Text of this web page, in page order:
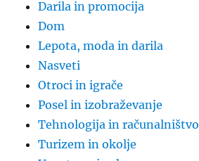
Darila in promocija
Dom
Lepota, moda in darila
Nasveti
Otroci in igrače
Posel in izobraževanje
Tehnologija in računalništvo
Turizem in okolje